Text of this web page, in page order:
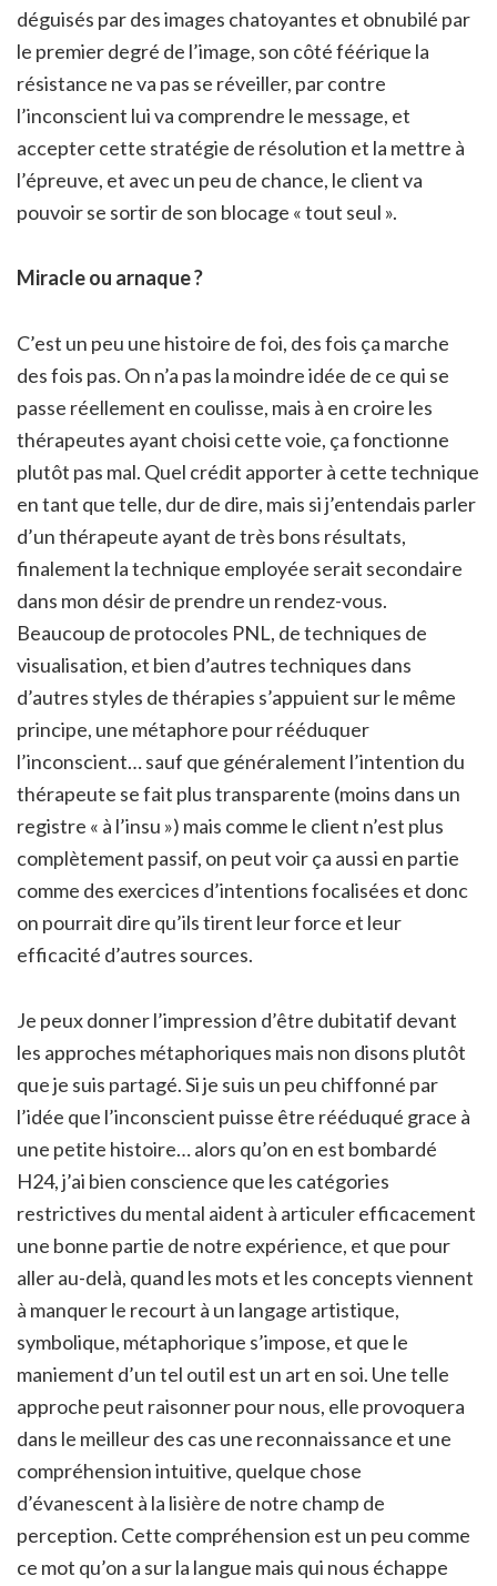
déguisés par des images chatoyantes et obnubilé par
le premier degré de l’image, son côté féérique la
résistance ne va pas se réveiller, par contre
l’inconscient lui va comprendre le message, et
accepter cette stratégie de résolution et la mettre à
l’épreuve, et avec un peu de chance, le client va
pouvoir se sortir de son blocage « tout seul ».
Miracle ou arnaque ?
C’est un peu une histoire de foi, des fois ça marche
des fois pas. On n’a pas la moindre idée de ce qui se
passe réellement en coulisse, mais à en croire les
thérapeutes ayant choisi cette voie, ça fonctionne
plutôt pas mal. Quel crédit apporter à cette technique
en tant que telle, dur de dire, mais si j’entendais parler
d’un thérapeute ayant de très bons résultats,
finalement la technique employée serait secondaire
dans mon désir de prendre un rendez-vous.
Beaucoup de protocoles PNL, de techniques de
visualisation, et bien d’autres techniques dans
d’autres styles de thérapies s’appuient sur le même
principe, une métaphore pour rééduquer
l’inconscient… sauf que généralement l’intention du
thérapeute se fait plus transparente (moins dans un
registre « à l’insu ») mais comme le client n’est plus
complètement passif, on peut voir ça aussi en partie
comme des exercices d’intentions focalisées et donc
on pourrait dire qu’ils tirent leur force et leur
efficacité d’autres sources.
Je peux donner l’impression d’être dubitatif devant
les approches métaphoriques mais non disons plutôt
que je suis partagé. Si je suis un peu chiffonné par
l’idée que l’inconscient puisse être rééduqué grace à
une petite histoire… alors qu’on en est bombardé
H24, j’ai bien conscience que les catégories
restrictives du mental aident à articuler efficacement
une bonne partie de notre expérience, et que pour
aller au-delà, quand les mots et les concepts viennent
à manquer le recourt à un langage artistique,
symbolique, métaphorique s’impose, et que le
maniement d’un tel outil est un art en soi. Une telle
approche peut raisonner pour nous, elle provoquera
dans le meilleur des cas une reconnaissance et une
compréhension intuitive, quelque chose
d’évanescent à la lisière de notre champ de
perception. Cette compréhension est un peu comme
ce mot qu’on a sur la langue mais qui nous échappe